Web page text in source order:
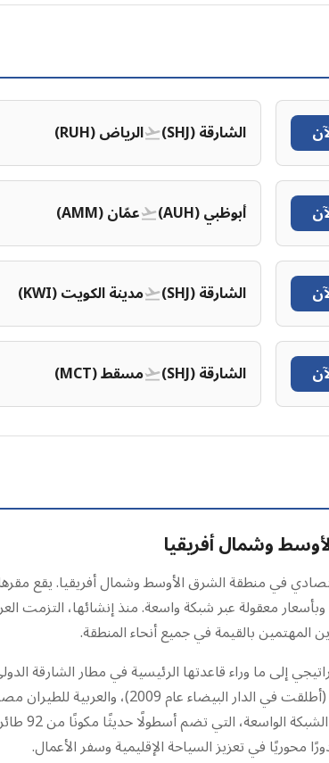
الشارقة (SHJ) الرياض (RUH)
أبوظبي (AUH) عمّان (AMM)
الشارقة (SHJ) مدينة الكويت (KWI)
الشارقة (SHJ) مسقط (MCT)
وشمال أفريقيا
في منطقة الشرق الأوسط وشمال أفريقيا. يقع مقرها
معقولة عبر شبكة واسعة. منذ إنشائها، التزمت
بالقيمة في جميع أنحاء المنطقة.
محوريًا في تعزيز السياحة الإقليمية وسفر الأعمال.